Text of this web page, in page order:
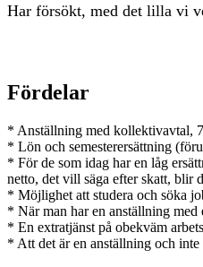
Har försökt, med det lilla vi
Fördelar
* Anställning med kollektivavtal,
* Lön och semesterersättning
* För de som idag har en låg
netto, det vill säga efter skatt,
* Möjlighet att studera och söka
* När man har en anställning med
* En extratjänst på obekväm
* Att det är en anställning och inte